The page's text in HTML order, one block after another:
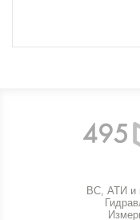
ВС, АТИ и